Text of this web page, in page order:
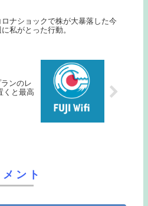
ロナショックで株が大暴落した今
に私がとった行動。
ンのレ
くと最高
メント